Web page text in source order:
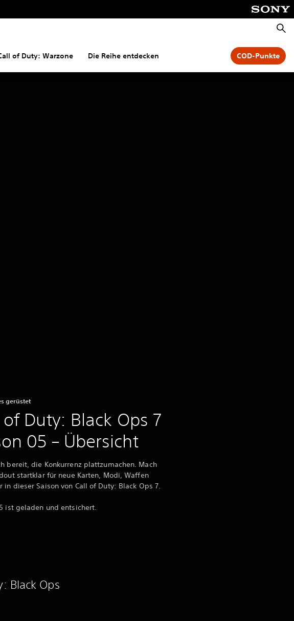
of Duty: Warzone Die Reihe entdecken COD-Punkte
gerüstet
of Duty: Black Ops 7
05 – Übersicht
bereit, die Konkurrenz plattzumachen. Mach
startklar für neue Karten, Modi, Waffen
in dieser Saison von Call of Duty: Black Ops 7.
ist geladen und entsichert.
Black Ops